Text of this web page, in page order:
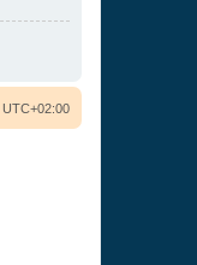
UTC+02:00